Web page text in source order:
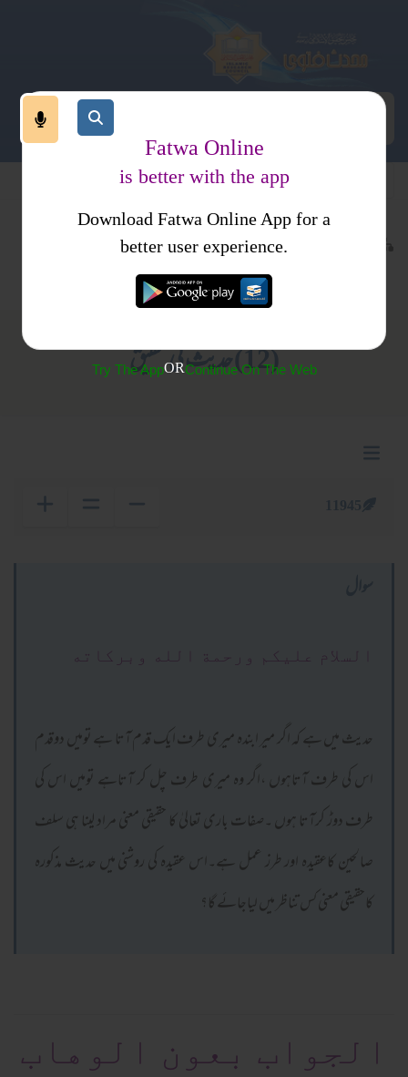
حدیث اور علوم حدیث
کتب فتاوی
فتاوی اصحاب الحدیث جلد2
(12) حدیث کی تحقیق
السلام عليكم ورحمة الله وبركاته
حدیث میں ہے کہ اگر میر ابندہ میری طرف ایک قدم آتا ہے تومیں دوقدم
اس کی طرف آتاہوں ،اگر وہ میری طرف چل کر آتاہے تومیں اس کی
طرف دوڑ کرآتا ہوں ۔صفات باری تعالیٰ کا حقیقی معنی مراد لینا ہی سلف
صالحین کاعقیدہ اور طرز عمل ہے۔اس عقیدہ کی روشنی میں حدیث مذکورہ
کاحقیقی معنی کس تناظر میں لیاجائے گا؟
الجواب بعون الوهاب
Fatwa Online
is better with the app
Download Fatwa Online App for a
better user experience.
Try The AppORContinue On The Web